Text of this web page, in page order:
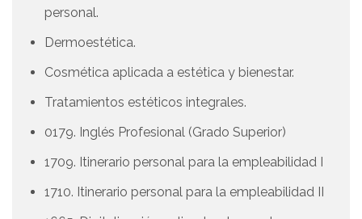
personal.
Dermoestética.
Cosmética aplicada a estética y bienestar.
Tratamientos estéticos integrales.
0179. Inglés Profesional (Grado Superior)
1709. Itinerario personal para la empleabilidad I
1710. Itinerario personal para la empleabilidad II